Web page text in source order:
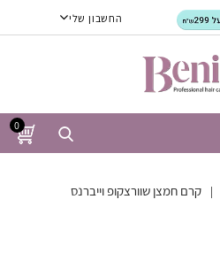
החשבון שלי
0
קרם חמצן שוורצקופ וייברנס